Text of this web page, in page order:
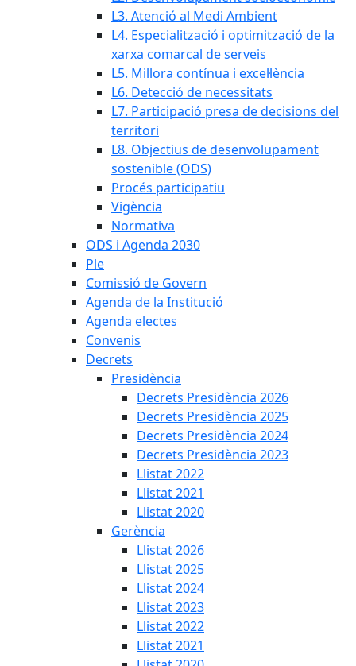
L3. Atenció al Medi Ambient
L4. Especialització i optimització de la
xarxa comarcal de serveis
L5. Millora contínua i excel·lència
L6. Detecció de necessitats
L7. Participació presa de decisions del
territori
L8. Objectius de desenvolupament
sostenible (ODS)
Procés participatiu
Vigència
Normativa
ODS i Agenda 2030
Ple
Comissió de Govern
Agenda de la Institució
Agenda electes
Convenis
Decrets
Presidència
Decrets Presidència 2026
Decrets Presidència 2025
Decrets Presidència 2024
Decrets Presidència 2023
Llistat 2022
Llistat 2021
Llistat 2020
Gerència
Llistat 2026
Llistat 2025
Llistat 2024
Llistat 2023
Llistat 2022
Llistat 2021